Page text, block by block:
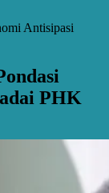
Antisipasi
PHK